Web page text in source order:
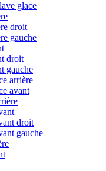
glace
droit
gauche
droit
gauche
arrière
avant
droit
gauche